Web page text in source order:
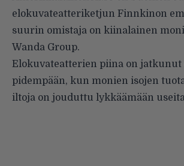
elokuvateatteriketjun Finnkinon
suurin omistaja on kiinalainen
Wanda Group.
Elokuvateatterien piina on jatkunut
pidempään, kun monien isojen
iltoja on jouduttu lykkäämään